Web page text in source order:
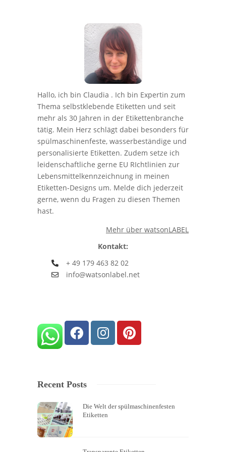
Hallo, ich bin Claudia . Ich bin Expertin zum
Thema selbstklebende Etiketten und seit
mehr als 30 Jahren in der Etikettenbranche
tätig. Mein Herz schlägt dabei besonders für
spülmaschinenfeste, wasserbeständige und
personalisierte Etiketten. Zudem setze ich
leidenschaftliche gerne EU RIchtlinien zur
Lebensmittelkennzeichnung in meinen
Etiketten-Designs um. Melde dich jederzeit
gerne, wenn du Fragen zu diesen Themen
hast.
Mehr über watsonLABEL
Kontakt:
+ 49 179 463 82 02
info@watsonlabel.net
Recent Posts
Die Welt der spülmaschinenfesten
Etiketten